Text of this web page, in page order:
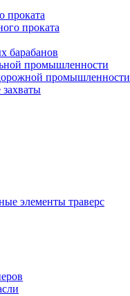
проката
проката
барабанов
промышленности
промышленности
элементы траверс